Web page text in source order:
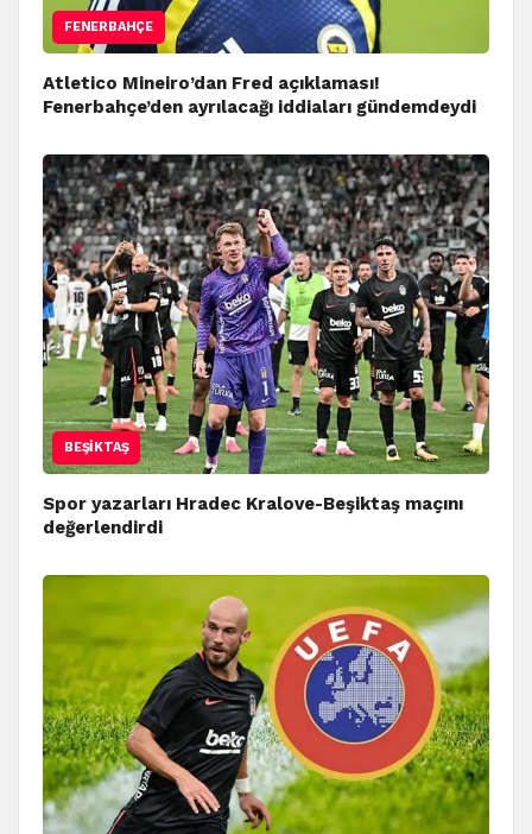
FENERBAHÇE
Atletico Mineiro’dan Fred açıklaması!
Fenerbahçe’den ayrılacağı iddiaları gündemdeydi
BEŞIKTAŞ
Spor yazarları Hradec Kralove-Beşiktaş maçını
değerlendirdi